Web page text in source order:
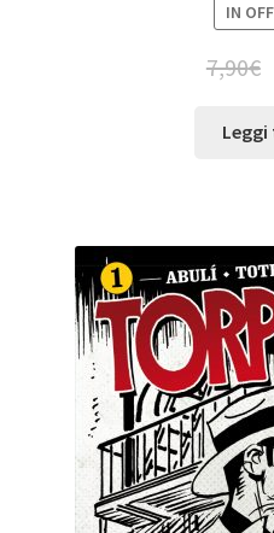
IN
7,90€